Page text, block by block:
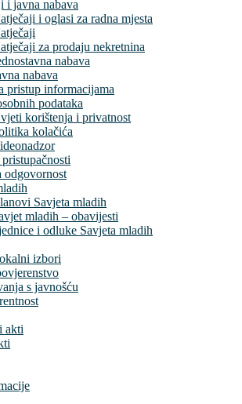
i javna nabava
i oglasi za radna mjesta
za prodaju nekretnina
nabava
nabava
pristup informacijama
podataka
korištenja i privatnost
kolačića
odgovornost
Savjeta mladih
mladih – obavijesti
i odluke Savjeta mladih
izbori
s javnošću
akti